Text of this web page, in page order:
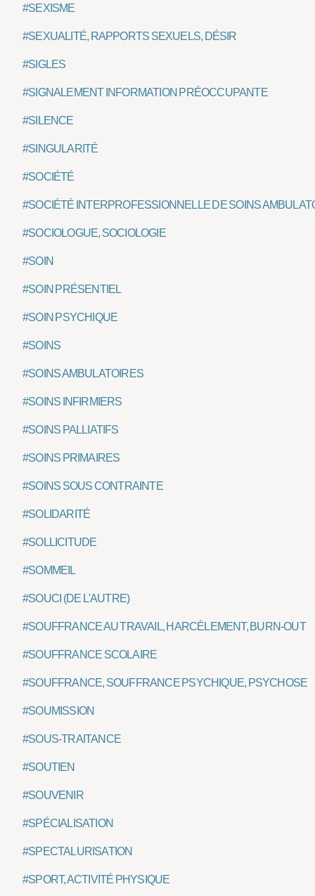
#SEXISME
#SEXUALITÉ, RAPPORTS SEXUELS, DÉSIR
#SIGLES
#SIGNALEMENT INFORMATION PRÉOCCUPANTE
#SILENCE
#SINGULARITÉ
#SOCIÉTÉ
#SOCIÉTÉ INTERPROFESSIONNELLE DE SOINS
#SOCIOLOGUE, SOCIOLOGIE
#SOIN
#SOIN PRÉSENTIEL
#SOIN PSYCHIQUE
#SOINS
#SOINS AMBULATOIRES
#SOINS INFIRMIERS
#SOINS PALLIATIFS
#SOINS PRIMAIRES
#SOINS SOUS CONTRAINTE
#SOLIDARITÉ
#SOLLICITUDE
#SOMMEIL
#SOUCI (DE L'AUTRE)
#SOUFFRANCE AU TRAVAIL, HARCÈLEMENT, BURN-OUT
#SOUFFRANCE SCOLAIRE
#SOUFFRANCE, SOUFFRANCE PSYCHIQUE, PSYCHOSE
#SOUMISSION
#SOUS-TRAITANCE
#SOUTIEN
#SOUVENIR
#SPÉCIALISATION
#SPECTALURISATION
#SPORT, ACTIVITÉ PHYSIQUE